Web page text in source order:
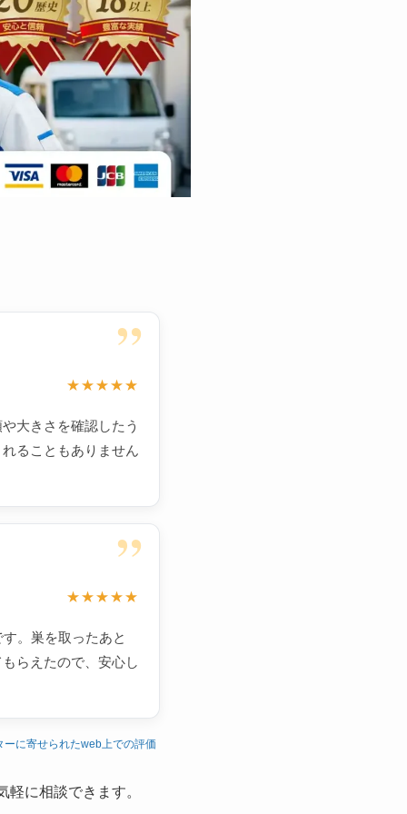
”
★★★★★
大きさを確認したう
ることもありません
”
★★★★★
。巣を取ったあと
らえたので、安心し
ーに寄せられたweb上での評価
に相談できます。